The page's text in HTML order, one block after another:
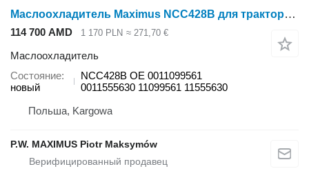
Маслоохладитель Maximus NCC428B для трактора колесного Claas ATOS 240-220 350-330 340-310
114 700 AMD 1 170 PLN ≈ 271,70 €
Маслоохладитель
Состояние
новый
NCC428B OE 0011099561
0011555630 11099561 11555630
Польша, Kargowa
P.W. MAXIMUS Piotr Maksymów